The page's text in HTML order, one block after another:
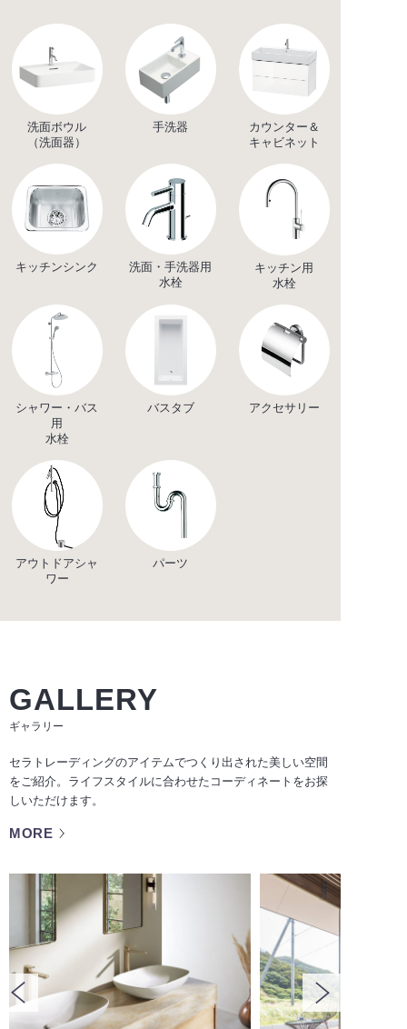
洗面ボウル
（洗面器）
手洗器
カウンター＆
キャビネット
キッチンシンク
洗面・手洗器用
水栓
キッチン用
水栓
シャワー・バス
用
水栓
バスタブ アクセサリー
アウトドアシャ
ワー
パーツ
GALLERY
ギャラリー
セラトレーディングのアイテムでつくり出された美しい空間
をご紹介。ライフスタイルに合わせたコーディネートをお探
しいただけます。
MORE